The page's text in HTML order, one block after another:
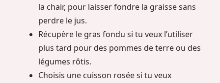
la chair, pour laisser fondre la graisse sans
perdre le jus.
Récupère le gras fondu si tu veux l’utiliser
plus tard pour des pommes de terre ou des
légumes rôtis.
Choisis une cuisson rosée si tu veux